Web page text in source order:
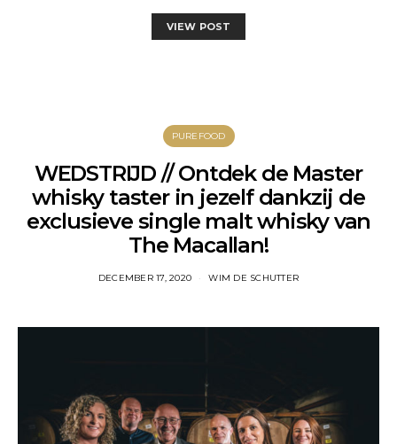
VIEW POST
PUREFOOD
WEDSTRIJD // Ontdek de Master
whisky taster in jezelf dankzij de
exclusieve single malt whisky van
The Macallan!
DECEMBER 17, 2020 WIM DE SCHUTTER